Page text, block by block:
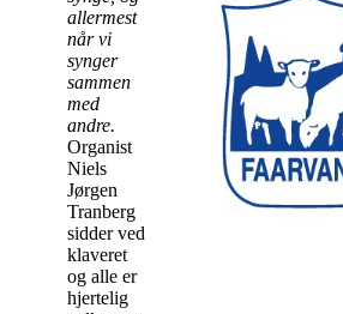
allermest
når vi
synger
sammen
med
andre.
Organist
Niels
Jørgen
Tranberg
sidder ved
klaveret
og alle er
hjertelig